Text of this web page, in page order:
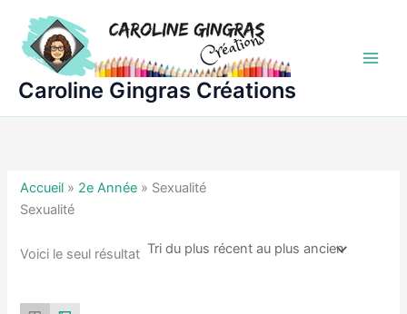
contenu
Caroline Gingras Créations
Accueil » 2e Année » Sexualité
Sexualité
Voici le seul résultat